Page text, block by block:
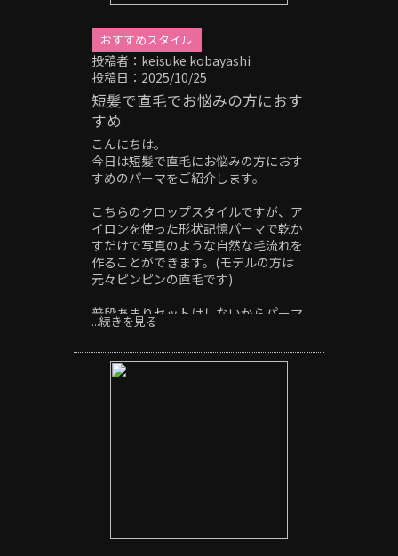
ッシュ#刈り上げ#20代メンズ#30代メ
ンズ#40代メンズ#センターパート#ピ
ンパーマ#外国人風
おすすめスタイル
投稿者：keisuke kobayashi
投稿日：2025/10/25
短髪で直毛でお悩みの方におす
すめ
こんにちは。
今日は短髪で直毛にお悩みの方におす
すめのパーマをご紹介します。
こちらのクロップスタイルですが、ア
イロンを使った形状記憶パーマで乾か
すだけで写真のような自然な毛流れを
作ることができます。(モデルの方は
元々ピンピンの直毛です)
普段あまりセットはしないからパーマ
はちょっと…、ウェーブ感は出したく
まで幅広くおすすめできるパーマにな
ります。
...続きを見る